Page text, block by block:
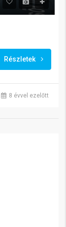
Részletek
8 évvel ezelőtt